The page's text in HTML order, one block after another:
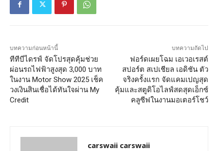
บทความก่อนหน้านี้
ทีทีบีไดรฟ์ จัดโปรสุดคุ้มช่วย
ผ่อนรถไฟฟ้าสูงสุด 3,000 บาท
ในงาน Motor Show 2025 เช็ค
วงเงินสินเชื่อได้ทันใจผ่าน My
Credit
บทความถัดไป
ฟอร์ดเผยโฉม เอเวอเรสต์
สปอร์ต สเปเชียล เอดิชัน ตัว
จริงครั้งแรก จัดแคมเปญสุด
คุ้มและสตูดิโอไลฟ์สดสุดเอ็กซ์
คลูซีฟในงานมอเตอร์โชว์
carswaii carswaii